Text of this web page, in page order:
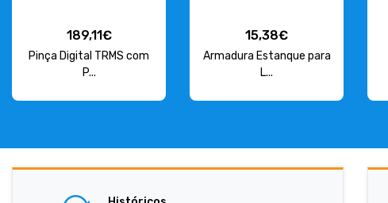
189,11€
Pinça Digital TRMS com
P...
15,38€
Armadura Estanque para
L...